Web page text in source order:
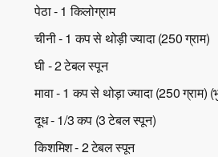
पेठा - 1 किलोग्राम
चीनी - 1 कप से थोड़ी ज्यादा (250 ग्राम)
घी - 2 टेबल स्पून
मावा - 1 कप से थोड़ा ज्यादा (250 ग्राम)
दूध - 1/3 कप (3 टेबल स्पून)
किशमिश - 2 टेबल स्पून